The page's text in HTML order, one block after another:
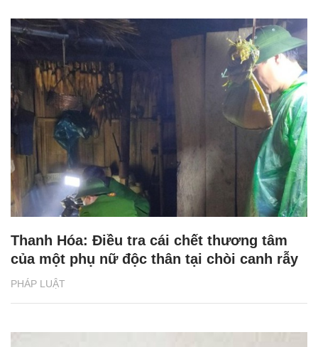
PHÁP LUẬT
Thanh Hóa: Điều tra cái chết thương tâm
của một phụ nữ độc thân tại chòi canh rẫy